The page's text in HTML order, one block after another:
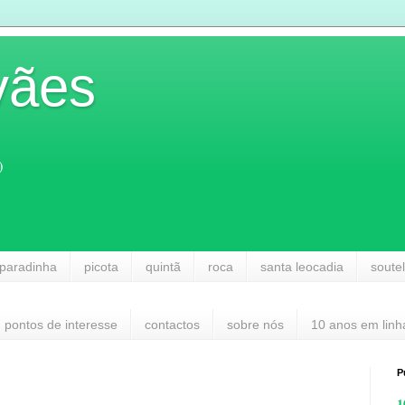
picota quintã roca santa leocadia
pontos de interesse contactos sobre nós 10 anos em